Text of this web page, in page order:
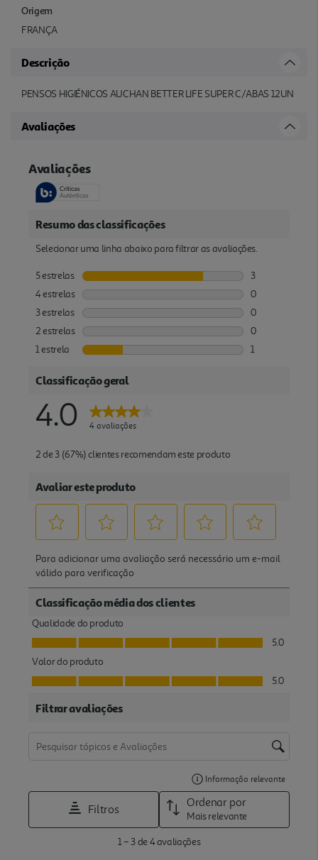
Origem
FRANÇA
Descrição
PENSOS HIGIÉNICOS AUCHAN BETTER LIFE SUPER C/ABAS 12UN
Avaliações